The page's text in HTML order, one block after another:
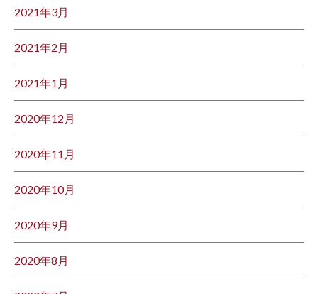
2021年3月
2021年2月
2021年1月
2020年12月
2020年11月
2020年10月
2020年9月
2020年8月